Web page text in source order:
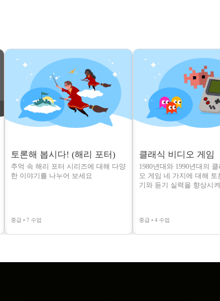
토론해 봅시다! (해리 포터)
추억 속 해리 포터 시리즈에 대해 다양
한 이야기를 나누어 보세요
중급 • 7 수업
클래식 비디오 게임
1980년대와 1990년대의
오 게임 네 가지에 대해 토
기와 듣기 실력을 향상시
중급 • 4 수업